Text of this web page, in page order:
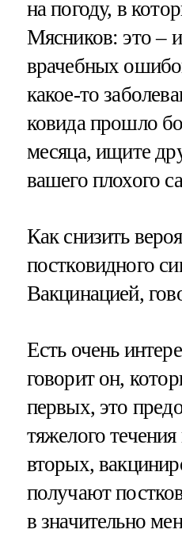
на погоду, в
Мясников: это –
врачебных
какое-то
ковида прошло
месяца, ищите
вашего плохого
Как снизить
постковидного
Вакцинацией,
Есть очень
говорит он,
первых, это
тяжелого
вторых,
получают
в значительно